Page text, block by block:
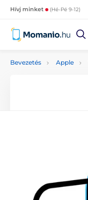
Hívj minket (Hé-Pé 9-12)
Bevezetés Apple